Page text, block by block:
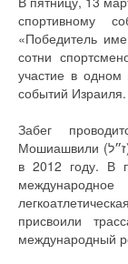
спортивному
«Победитель
сотни
участие в
событий Израиля.
Забег
Мошиашвили (ז״ל), жителе города, погибшем в секторе Газа
в 2012 году. В
присвоили
международный